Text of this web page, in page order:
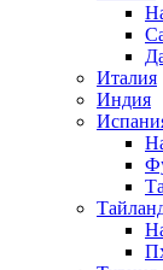
Италия
Индия